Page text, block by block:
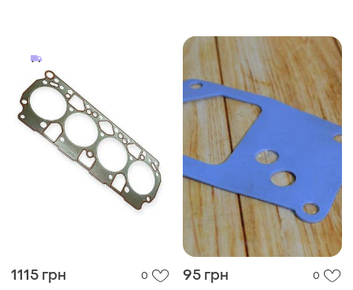
1115 грн 0 95 грн 0